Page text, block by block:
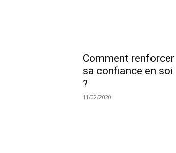
Comment renforcer
sa confiance en soi
?
11/02/2020